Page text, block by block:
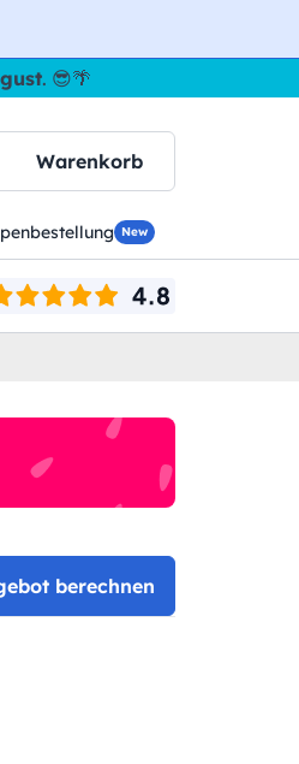
. 😎🌴
Warenkorb
New
berechnen